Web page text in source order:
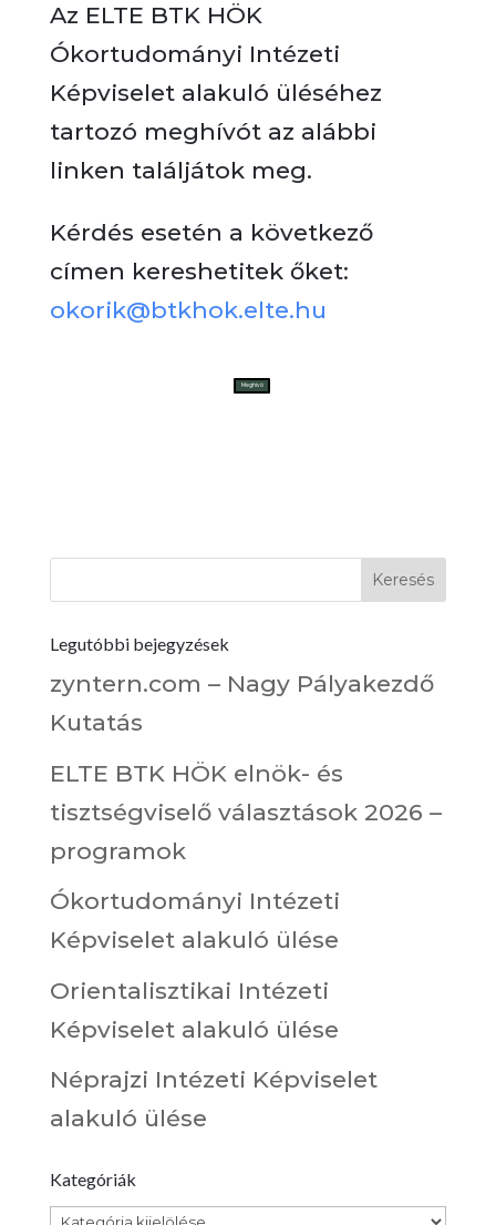
Az ELTE BTK HÖK
Ókortudományi Intézeti
Képviselet alakuló üléséhez
tartozó meghívót az alábbi
linken találjátok meg.
Kérdés esetén a következő
címen kereshetitek őket:
okorik@btkhok.elte.hu
Meghívó
Legutóbbi bejegyzések
zyntern.com – Nagy Pályakezdő
Kutatás
ELTE BTK HÖK elnök- és
tisztségviselő választások 2026 –
programok
Ókortudományi Intézeti
Képviselet alakuló ülése
Orientalisztikai Intézeti
Képviselet alakuló ülése
Néprajzi Intézeti Képviselet
alakuló ülése
Kategóriák
Kategóriák